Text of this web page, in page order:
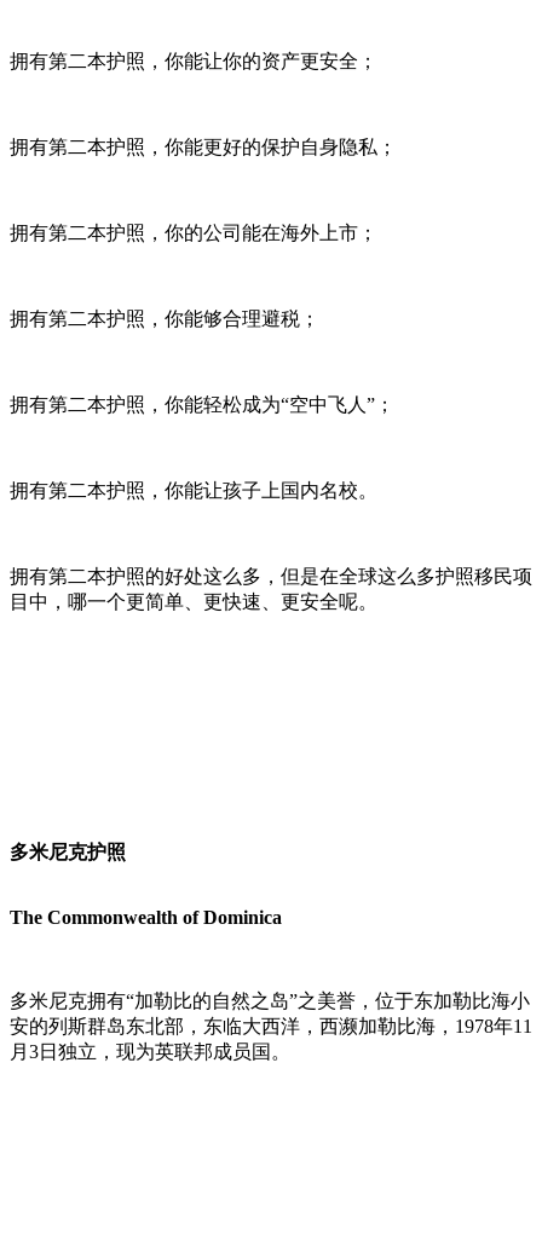
拥有第二本护照，你能让你的资产更安全；
拥有第二本护照，你能更好的保护自身隐私；
拥有第二本护照，你的公司能在海外上市；
拥有第二本护照，你能够合理避税；
拥有第二本护照，你能轻松成为“空中飞人”；
拥有第二本护照，你能让孩子上国内名校。
拥有第二本护照的好处这么多，但是在全球这么多护照移民项
目中，哪一个更简单、更快速、更安全呢。
多米尼克护照
The Commonwealth of Dominica
多米尼克拥有“加勒比的自然之岛”之美誉，位于东加勒比海小
安的列斯群岛东北部，东临大西洋，西濒加勒比海，1978年11
月3日独立，现为英联邦成员国。